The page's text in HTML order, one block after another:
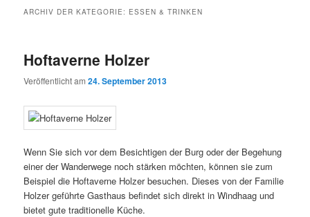
ARCHIV DER KATEGORIE: ESSEN & TRINKEN
Hoftaverne Holzer
Veröffentlicht am24. September 2013
Wenn Sie sich vor dem Besichtigen der Burg oder der Begehung
einer der Wanderwege noch stärken möchten, können sie zum
Beispiel die Hoftaverne Holzer besuchen. Dieses von der Familie
Holzer geführte Gasthaus befindet sich direkt in Windhaag und
bietet gute traditionelle Küche.